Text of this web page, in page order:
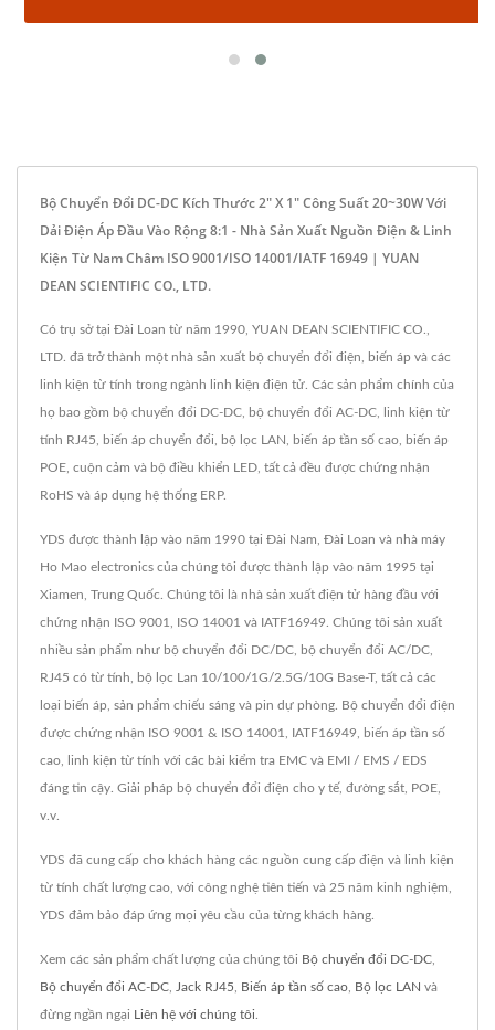
Bộ Chuyển Đổi DC-DC Kích Thước 2" X 1" Công Suất 20~30W Với
Dải Điện Áp Đầu Vào Rộng 8:1 - Nhà Sản Xuất Nguồn Điện & Linh
Kiện Từ Nam Châm ISO 9001/ISO 14001/IATF 16949 | YUAN
DEAN SCIENTIFIC CO., LTD.
Có trụ sở tại Đài Loan từ năm 1990, YUAN DEAN SCIENTIFIC CO.,
LTD. đã trở thành một nhà sản xuất bộ chuyển đổi điện, biến áp và các
linh kiện từ tính trong ngành linh kiện điện tử. Các sản phẩm chính của
họ bao gồm bộ chuyển đổi DC-DC, bộ chuyển đổi AC-DC, linh kiện từ
tính RJ45, biến áp chuyển đổi, bộ lọc LAN, biến áp tần số cao, biến áp
POE, cuộn cảm và bộ điều khiển LED, tất cả đều được chứng nhận
RoHS và áp dụng hệ thống ERP.
YDS được thành lập vào năm 1990 tại Đài Nam, Đài Loan và nhà máy
Ho Mao electronics của chúng tôi được thành lập vào năm 1995 tại
Xiamen, Trung Quốc. Chúng tôi là nhà sản xuất điện tử hàng đầu với
chứng nhận ISO 9001, ISO 14001 và IATF16949. Chúng tôi sản xuất
nhiều sản phẩm như bộ chuyển đổi DC/DC, bộ chuyển đổi AC/DC,
RJ45 có từ tính, bộ lọc Lan 10/100/1G/2.5G/10G Base-T, tất cả các
loại biến áp, sản phẩm chiếu sáng và pin dự phòng. Bộ chuyển đổi điện
được chứng nhận ISO 9001 & ISO 14001, IATF16949, biến áp tần số
cao, linh kiện từ tính với các bài kiểm tra EMC và EMI / EMS / EDS
đáng tin cậy. Giải pháp bộ chuyển đổi điện cho y tế, đường sắt, POE,
v.v.
YDS đã cung cấp cho khách hàng các nguồn cung cấp điện và linh kiện
từ tính chất lượng cao, với công nghệ tiên tiến và 25 năm kinh nghiệm,
YDS đảm bảo đáp ứng mọi yêu cầu của từng khách hàng.
Xem các sản phẩm chất lượng của chúng tôi Bộ chuyển đổi DC-DC
Bộ chuyển đổi AC-DC Jack RJ45 Biến áp tần số cao Bộ lọc LAN và
đừng ngần ngại Liên hệ với chúng tôi